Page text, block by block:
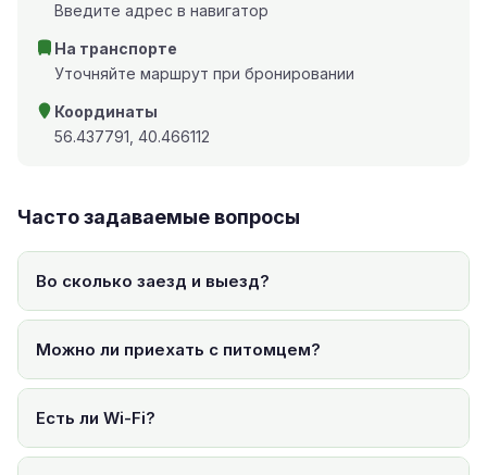
Введите адрес в навигатор
На транспорте
Уточняйте маршрут при бронировании
Координаты
56.437791, 40.466112
Часто задаваемые вопросы
Во сколько заезд и выезд?
Можно ли приехать с питомцем?
Есть ли Wi-Fi?